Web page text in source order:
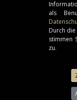
als
Durch
stimmen
zu.